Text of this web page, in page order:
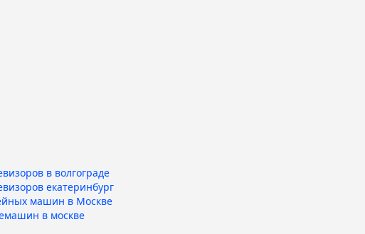
в волгограде
екатеринбург
машин в Москве
в москве